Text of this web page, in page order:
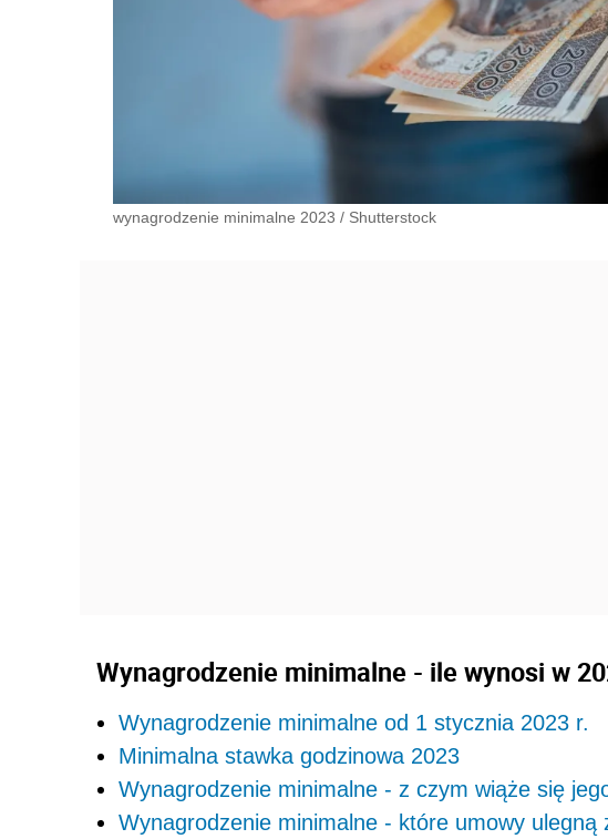
wynagrodzenie minimalne 2023 / Shutterstock
Wynagrodzenie minimalne - ile wynosi w
Wynagrodzenie minimalne od 1 stycznia 2023 r.
Minimalna stawka godzinowa 2023
Wynagrodzenie minimalne - z czym wiąże się
Wynagrodzenie minimalne - które umowy ulegną